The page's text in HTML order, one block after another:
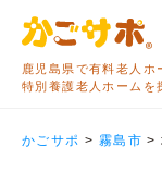
鹿児島県で有料老人ホ
特別養護老人ホームを
かごサポ > 霧島市 >